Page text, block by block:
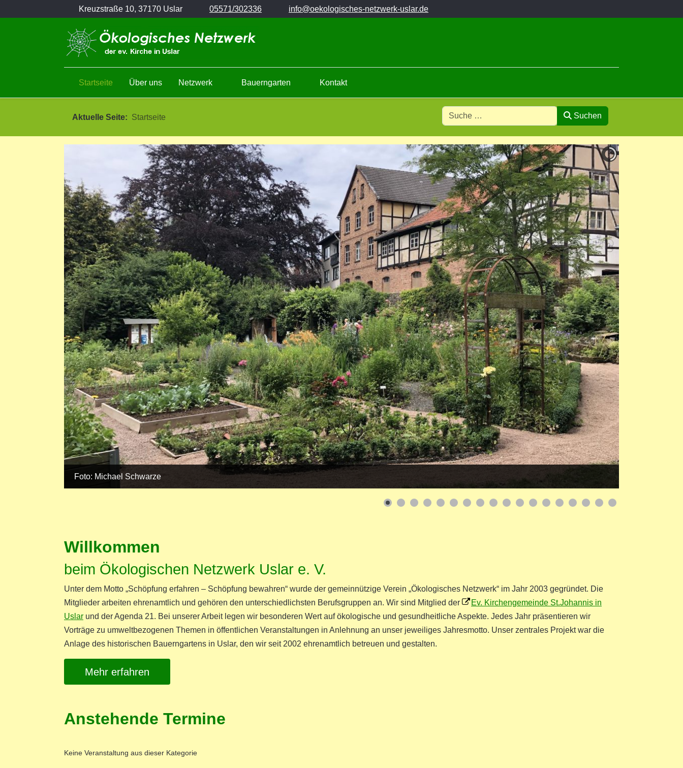
Kreuzstraße 10, 37170 Uslar 05571/302336 info@oekologisches-netzwerk-uslar.de
Startseite Über uns Netzwerk Bauerngarten Kontakt
Aktuelle Seite: Startseite
Suchen
Foto: Michael Schwarze
Willkommen
beim Ökologischen Netzwerk Uslar e. V.
Unter dem Motto „Schöpfung erfahren – Schöpfung bewahren“ wurde der gemeinnützige Verein „Ökologisches Netzwerk“ im Jahr 2003 gegründet. Die
Mitglieder arbeiten ehrenamtlich und gehören den unterschiedlichsten Berufsgruppen an. Wir sind Mitglied der
Ev. Kirchengemeinde St.Johannis in
Uslar und der Agenda 21. Bei unserer Arbeit legen wir besonderen Wert auf ökologische und gesundheitliche Aspekte. Jedes Jahr präsentieren wir
Vorträge zu umweltbezogenen Themen in öffentlichen Veranstaltungen in Anlehnung an unser jeweiliges Jahresmotto. Unser zentrales Projekt war die
Anlage des historischen Bauerngartens in Uslar, den wir seit 2002 ehrenamtlich betreuen und gestalten.
Mehr erfahren
Anstehende Termine
Keine Veranstaltung aus dieser Kategorie